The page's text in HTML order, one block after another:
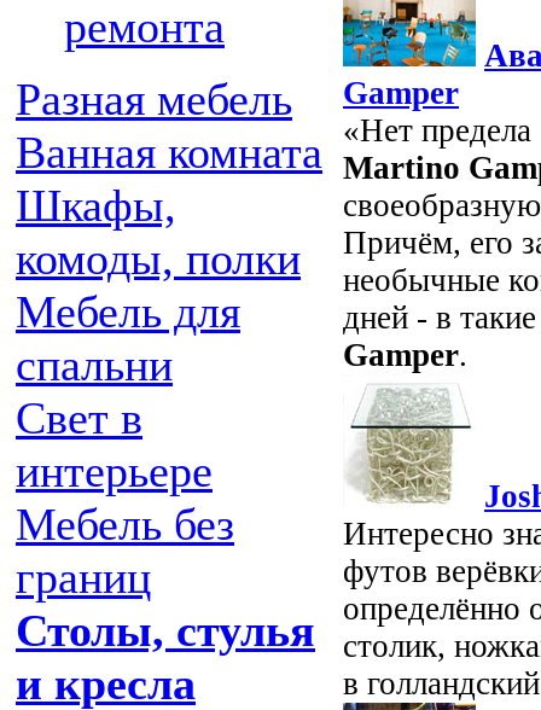
ремонта
Разная мебель
Ванная комната
Шкафы,
комоды, полки
Мебель для
спальни
Свет в
интерьере
Мебель без
границ
Столы, стулья
и кресла
Gamper
«Нет предела
Martino
Причём, его
необычные
дней - в
Gamper.
Интересно
футов
определённо
столик,
в